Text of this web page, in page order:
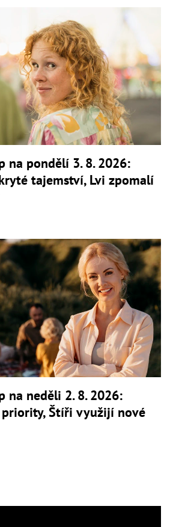
na pondělí 3. 8. 2026:
tajemství, Lvi zpomalí
na neděli 2. 8. 2026:
Štíři využijí nové